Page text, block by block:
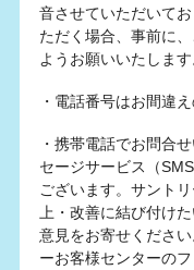
音させていただいて
ただく場合、事前に
ようお願いいたします
・電話番号はお間違
・携帯電話でお問合
セージサービス（
ございます。サント
上・改善に結び付け
意見をお寄せくださ
ーお客様センターの